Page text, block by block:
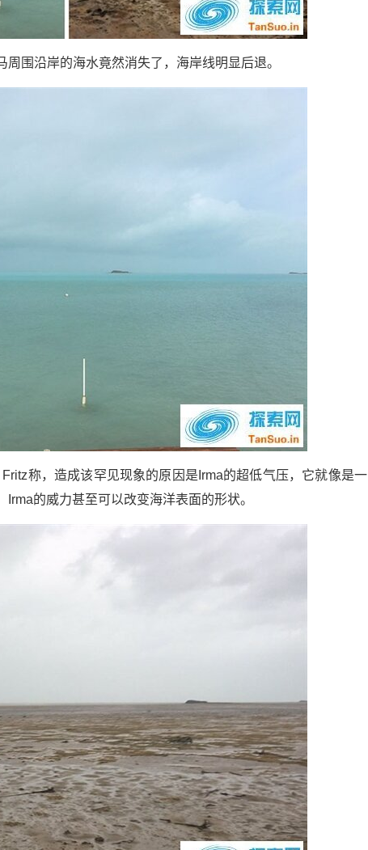
围沿岸的海水竟然消失了，海岸线明显后退。
称，造成该罕见现象的原因是Irma的超低气压，它就像是一
的威力甚至可以改变海洋表面的形状。